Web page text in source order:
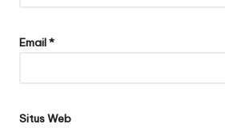
Email*
Situs Web